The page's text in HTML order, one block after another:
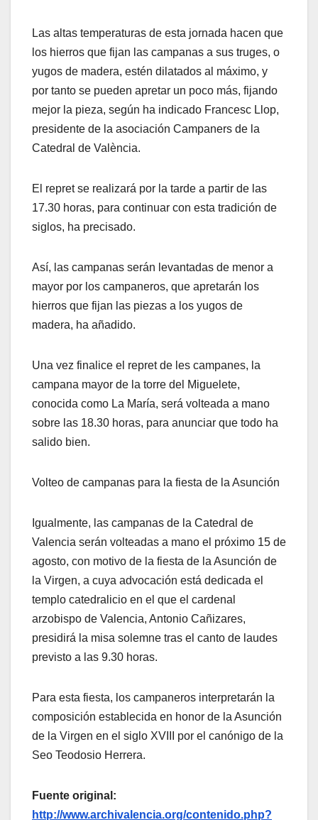
Las altas temperaturas de esta jornada hacen que
los hierros que fijan las campanas a sus truges, o
yugos de madera, estén dilatados al máximo, y
por tanto se pueden apretar un poco más, fijando
mejor la pieza, según ha indicado Francesc Llop,
presidente de la asociación Campaners de la
Catedral de València.
El repret se realizará por la tarde a partir de las
17.30 horas, para continuar con esta tradición de
siglos, ha precisado.
Así, las campanas serán levantadas de menor a
mayor por los campaneros, que apretarán los
hierros que fijan las piezas a los yugos de
madera, ha añadido.
Una vez finalice el repret de les campanes, la
campana mayor de la torre del Miguelete,
conocida como La María, será volteada a mano
sobre las 18.30 horas, para anunciar que todo ha
salido bien.
Volteo de campanas para la fiesta de la Asunción
Igualmente, las campanas de la Catedral de
Valencia serán volteadas a mano el próximo 15 de
agosto, con motivo de la fiesta de la Asunción de
la Virgen, a cuya advocación está dedicada el
templo catedralicio en el que el cardenal
arzobispo de Valencia, Antonio Cañizares,
presidirá la misa solemne tras el canto de laudes
previsto a las 9.30 horas.
Para esta fiesta, los campaneros interpretarán la
composición establecida en honor de la Asunción
de la Virgen en el siglo XVIII por el canónigo de la
Seo Teodosio Herrera.
Fuente original:
http://www.archivalencia.org/contenido.php?